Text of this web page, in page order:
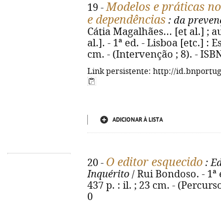
19 -Modelos e práticas
e dependências : da
Cátia Magalhães... [et al.] ;
al.]. - 1ª ed. - Lisboa [etc.] :
cm. - (Intervenção ; 8). -
Link persistente: http://
ADICIONAR À LISTA
20 - O editor esquecido :
Inquérito / Rui Bondoso. - 1ª
437 p. : il. ; 23 cm. -
0